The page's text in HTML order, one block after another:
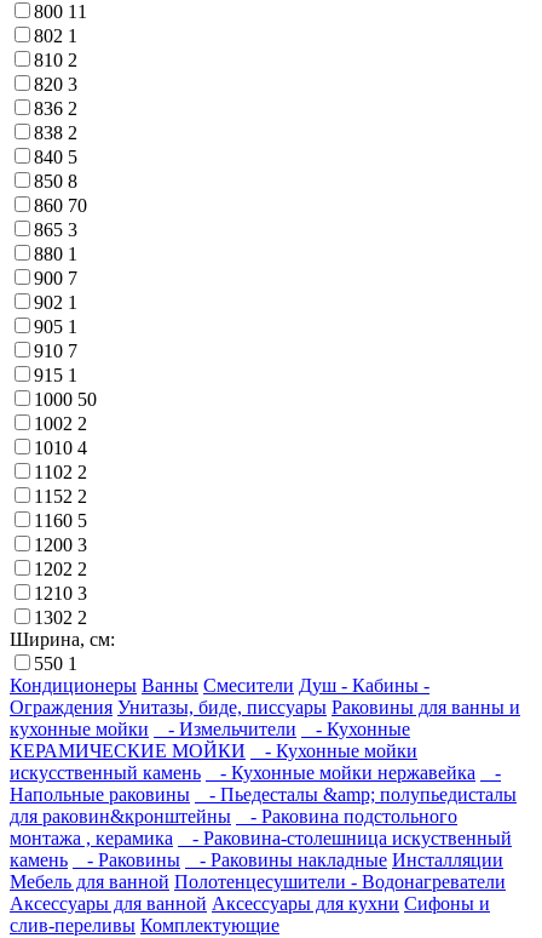
800 11
802 1
810 2
820 3
836 2
838 2
840 5
850 8
860 70
865 3
880 1
900 7
902 1
905 1
910 7
915 1
1000 50
1002 2
1010 4
1102 2
1152 2
1160 5
1200 3
1202 2
1210 3
1302 2
Ширина, см:
550 1
Кондиционеры Ванны Смесители Душ - Кабины -
Ограждения Унитазы, биде, писсуары Раковины для ванны и
кухонные мойки
- Измельчители
- Кухонные
КЕРАМИЧЕСКИЕ МОЙКИ
- Кухонные мойки
искусственный камень
- Кухонные мойки нержавейка
-
Напольные раковины
- Пьедесталы &amp; полупьедисталы
для раковин&кронштейны
- Раковина подстольного
монтажа , керамика
- Раковина-столешница искуственный
камень
- Раковины - Раковины накладные Инсталляции
Мебель для ванной Полотенцесушители - Водонагреватели
Аксессуары для ванной Аксессуары для кухни Сифоны и
слив-переливы Комплектующие